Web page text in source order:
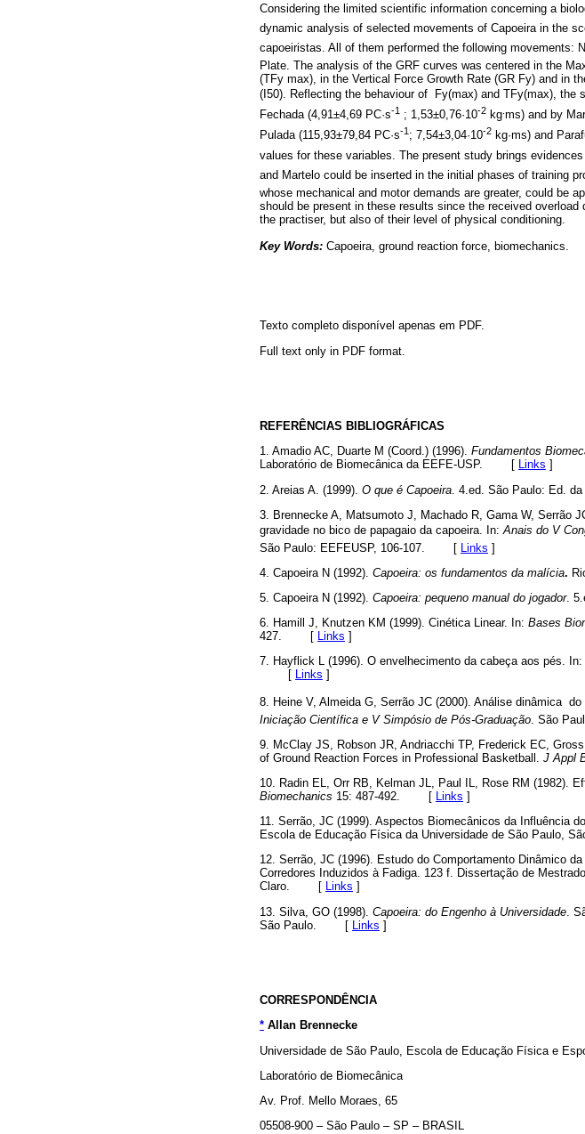
Considering the limited scientific information concerning a
dynamic analysis of selected movements of Capoeira in the
capoeiristas. All of them performed the following movements:
Plate. The analysis of the GRF curves was centered in the
(TFy max), in the Vertical Force Growth Rate (GR Fy) and in
(I50). Reflecting the behaviour of Fy(max) and TFy(max), the
Fechada (4,91±4,69 PC·s-1 ; 1,53±0,76·10-2 kg ms) and by
Pulada (115,93±79,84 PC·s-1 ; 7,54±3,04·10-2 kg·ms) and
values for these variables. The present study brings
and Martelo could be inserted in the initial phases of training
whose mechanical and motor demands are greater, could be
should be present in these results since the received
the practiser, but also of their level of physical conditioning.
Key Words: Capoeira, ground reaction force, biomechanics.
Texto completo disponível apenas em PDF.
Full text only in PDF format.
REFERÊNCIAS BIBLIOGRÁFICAS
1. Amadio AC, Duarte M (Coord.) (1996). Fundamentos
Laboratório de Biomecânica da EEFE-USP. [ Links ]
2. Areias A. (1999). O que é Capoeira . 4.ed. São Paulo:
3. Brennecke A, Matsumoto J, Machado R, Gama W, Serrão
gravidade no bico de papagaio da capoeira. In: Anais do V
São Paulo: EEFEUSP, 106-107. [ Links ]
4. Capoeira N (1992). Capoeira: os fundamentos da malícia.
5. Capoeira N (1992). Capoeira: pequeno manual do jogador.
6. Hamill J, Knutzen KM (1999). Cinética Linear. In: Bases
427. [ Links ]
7. Hayflick L (1996). O envelhecimento da cabeça aos pés. In:
[ Links ]
8. Heine V, Almeida G, Serrão JC (2000). Análise dinâmica do
Iniciação Científica e V Simpósio de Pós-Graduação . São
9. McClay JS, Robson JR, Andriacchi TP, Frederick EC,
of Ground Reaction Forces in Professional Basketball. J Appl
10. Radin EL, Orr RB, Kelman JL, Paul IL, Rose RM (1982).
Biomechanics 15: 487-492. [ Links ]
11. Serrão, JC (1999). Aspectos Biomecânicos da Influência
Escola de Educação Física da Universidade de São
12. Serrão, JC (1996). Estudo do Comportamento Dinâmico
Corredores Induzidos à Fadiga. 123 f. Dissertação de
Claro. [ Links ]
13. Silva, GO (1998). Capoeira: do Engenho à Universidade
São Paulo. [ Links ]
CORRESPONDÊNCIA
* Allan Brennecke
Universidade de São Paulo, Escola de Educação Física e
Laboratório de Biomecânica
Av. Prof. Mello Moraes, 65
05508-900 – São Paulo – SP – BRASIL